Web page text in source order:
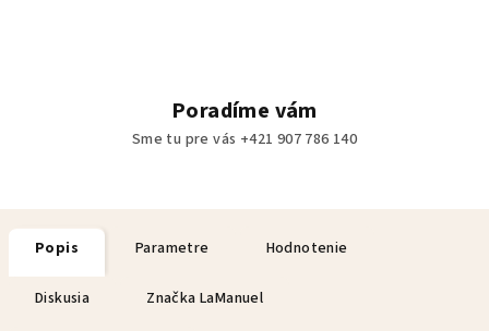
Poradíme vám
Sme tu pre vás +421 907 786 140
Popis Parametre Hodnotenie
Diskusia Značka LaManuel